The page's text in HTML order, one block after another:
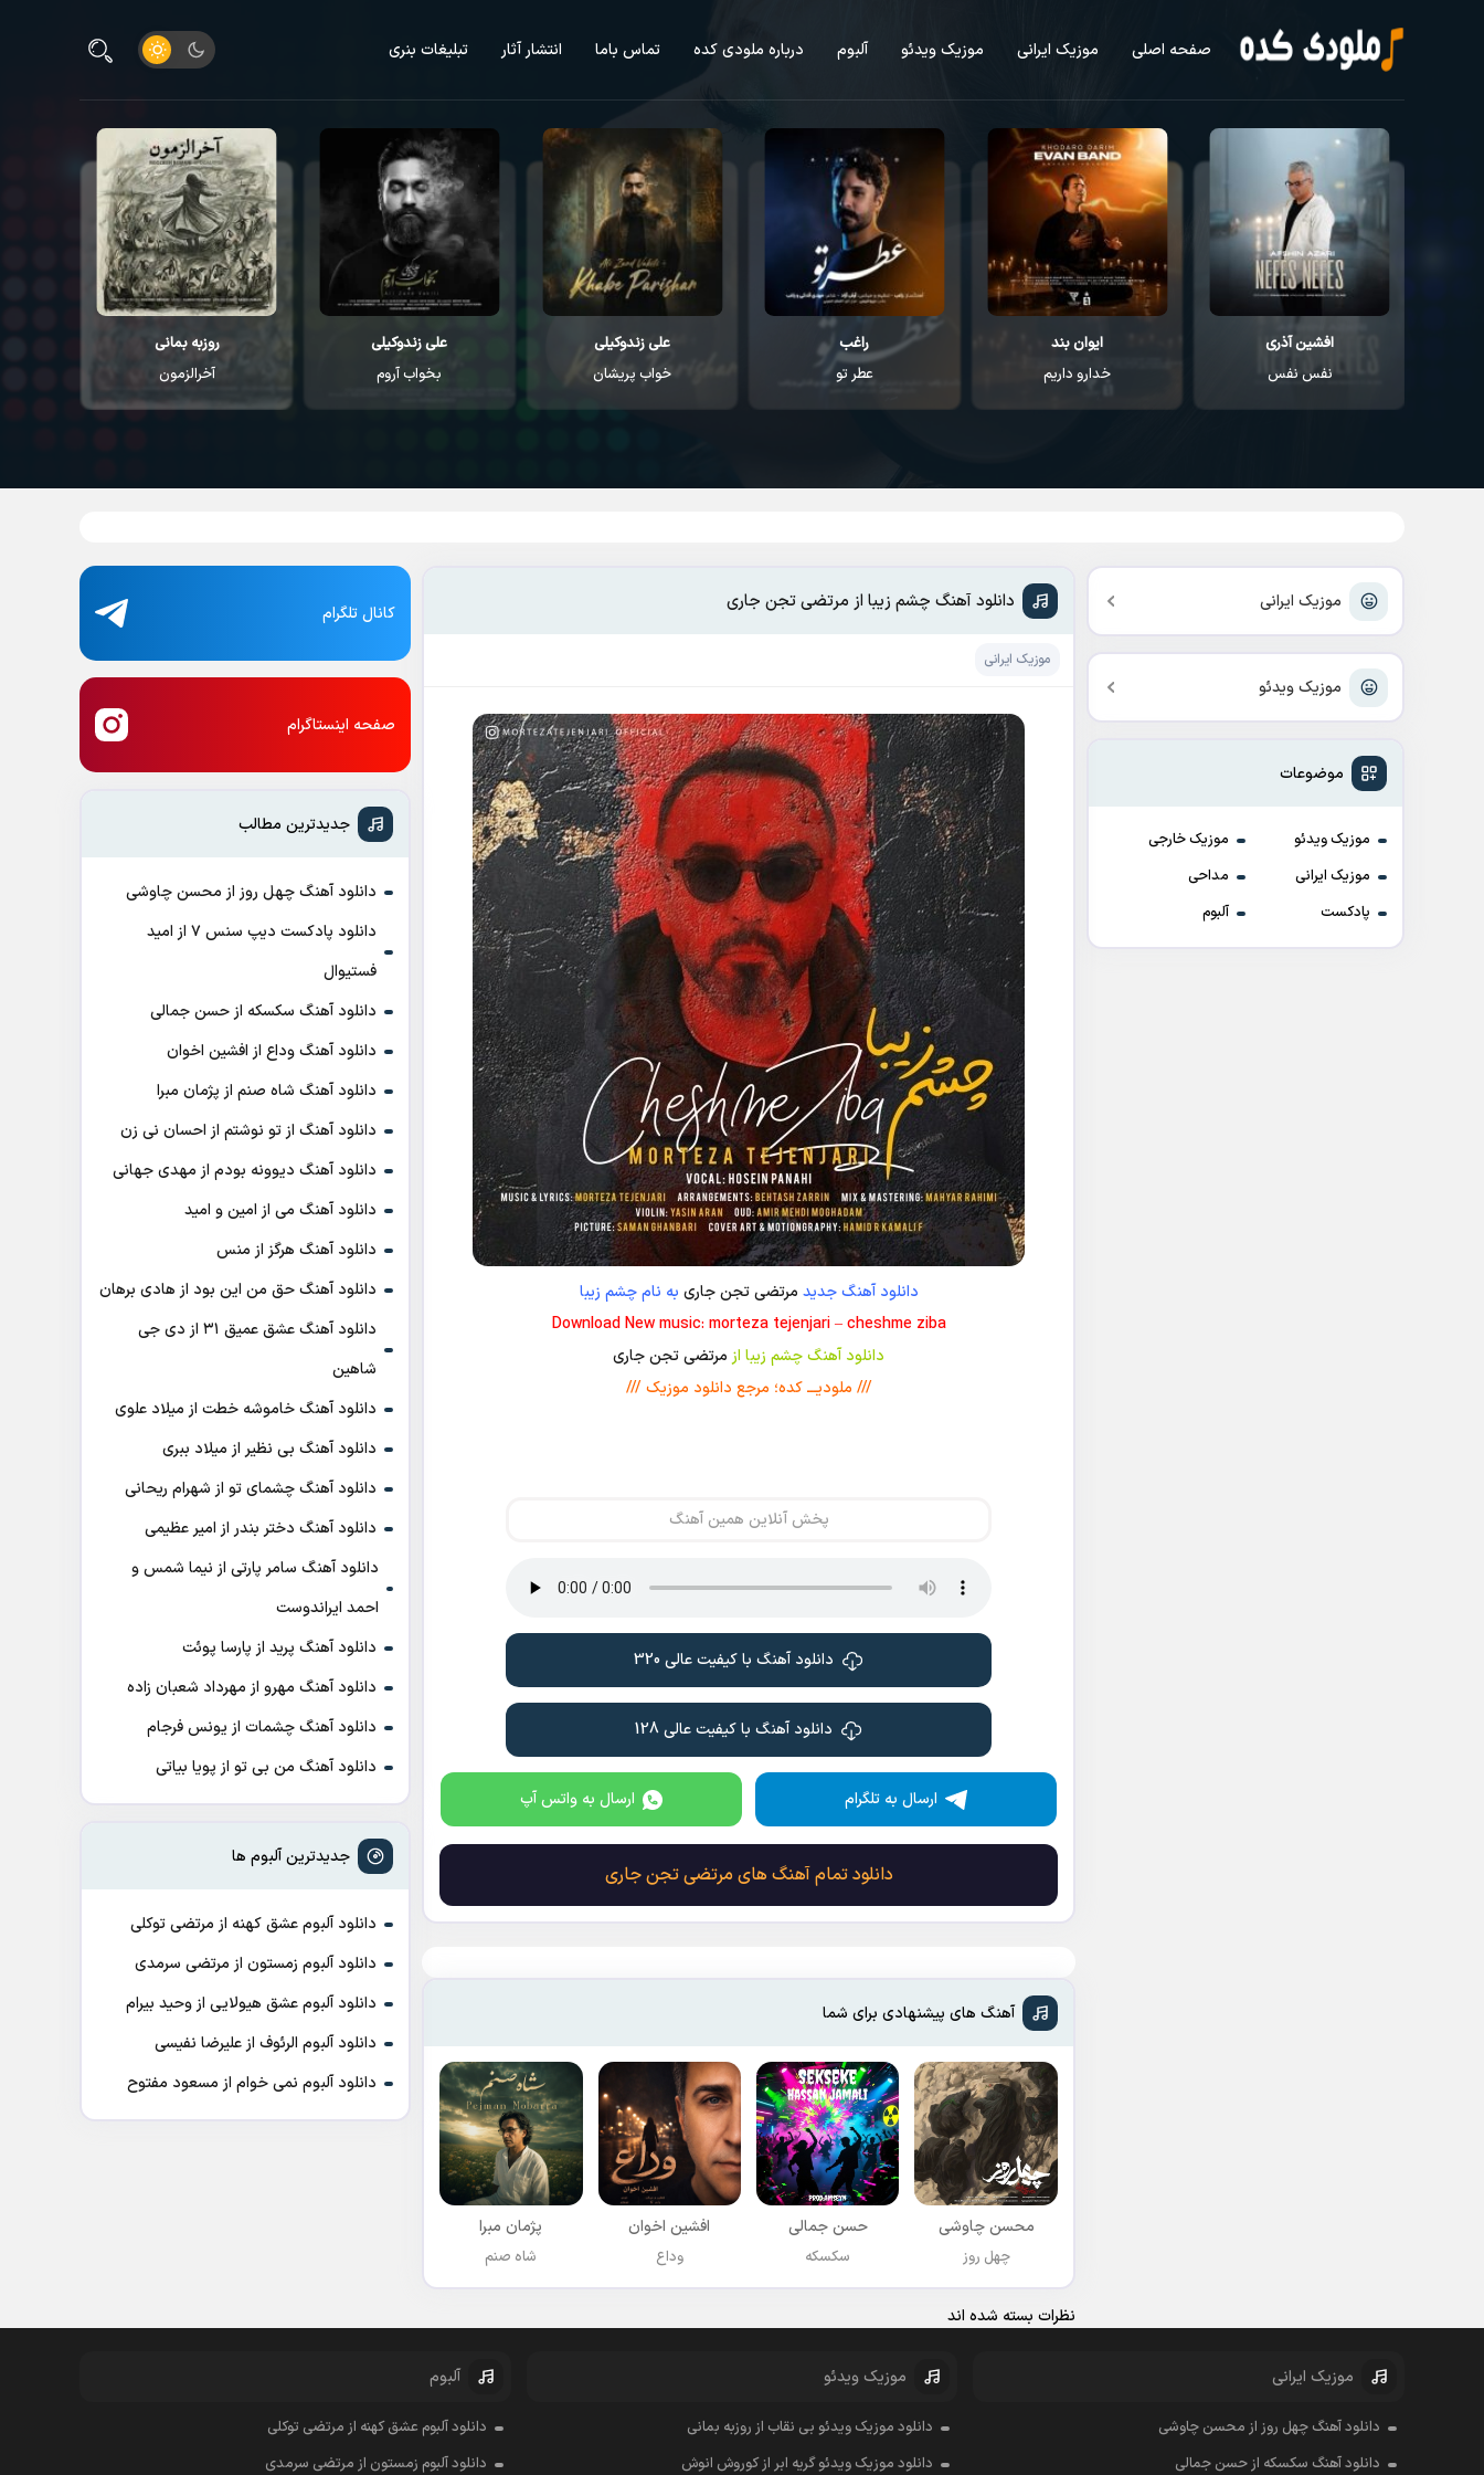
صفحه اصلی موزیک ایرانی موزیک ویدئو آلبوم درباره ملودی کده تماس باما انتشار آثار تبلیغات بنری
افشین آذری
نفس نفس
ایوان بند
خدارو داریم
راغب
عطر تو
علی زندوکیلی
خواب پریشان
علی زندوکیلی
بخواب آروم
روزبه بمانی
آخرالزمون
موزیک ایرانی
موزیک ویدئو
موضوعات
موزیک ویدئو
موزیک خارجی
موزیک ایرانی
مداحی
پادکست
آلبوم
دانلود آهنگ چشم زیبا از مرتضی تجن جاری
موزیک ایرانی
دانلود آهنگ جدید مرتضی تجن جاری به نام چشم زیبا
Download New music: morteza tejenjari – cheshme ziba
دانلود آهنگ چشم زیبا ازمرتضی تجن جاری
/// ملودیـــ کده؛ مرجع دانلود موزیک ///
پخش آنلاین همین آهنگ
دانلود آهنگ با کیفیت عالی 320
دانلود آهنگ با کیفیت عالی 128
ارسال به تلگرام ارسال به واتس آپ
دانلود تمام آهنگ های مرتضی تجن جاری
آهنگ های پیشنهادی برای شما
محسن چاوشی
چهل روز
حسن جمالی
سکسکه
افشين اخوان
وداع
پژمان مبرا
شاه صنم
نظرات بسته شده اند
کانال تلگرام
صفحه اینستاگرام
جدیدترین مطالب
دانلود آهنگ چهل روز از محسن چاوشی
دانلود پادکست ديپ سنس ۷ از اميد
فستيوال
دانلود آهنگ سکسکه از حسن جمالی
دانلود آهنگ وداع از افشين اخوان
دانلود آهنگ شاه صنم از پژمان مبرا
دانلود آهنگ از تو نوشتم از احسان نی زن
دانلود آهنگ دیوونه بودم از مهدی جهانی
دانلود آهنگ می از امین و امید
دانلود آهنگ هرگز از منس
دانلود آهنگ حق من این بود از هادی برهان
دانلود آهنگ عشق عمیق ۳۱ از دی جی
شاهین
دانلود آهنگ خاموشه خطت از میلاد علوی
دانلود آهنگ بی نظیر از میلاد ببری
دانلود آهنگ چشمای تو از شهرام ریحانی
دانلود آهنگ دختر بندر از امیر عظیمی
دانلود آهنگ سامر پارتی از نیما شمس و
احمد ایراندوست
دانلود آهنگ پرید از پارسا پوئت
دانلود آهنگ مهرو از مهرداد شعبان زاده
دانلود آهنگ چشمات از یونس فرجام
دانلود آهنگ من بی تو از پویا بیاتی
جدیدترین آلبوم ها
دانلود آلبوم عشق کهنه از مرتضی توکلی
دانلود آلبوم زمستون از مرتضی سرمدی
دانلود آلبوم عشق هیولایی از وحید بیرام
دانلود آلبوم الرئوف از علیرضا نفیسی
دانلود آلبوم نمی خوام از مسعود مفتوح
موزیک ایرانی
دانلود آهنگ چهل روز از محسن چاوشی
دانلود آهنگ سکسکه از حسن جمالی
موزیک ویدئو
دانلود موزیک ویدئو بی نقاب از روزبه بمانی
دانلود موزیک ویدئو گریه ابر از کوروش انوش
آلبوم
دانلود آلبوم عشق کهنه از مرتضی توکلی
دانلود آلبوم زمستون از مرتضی سرمدی